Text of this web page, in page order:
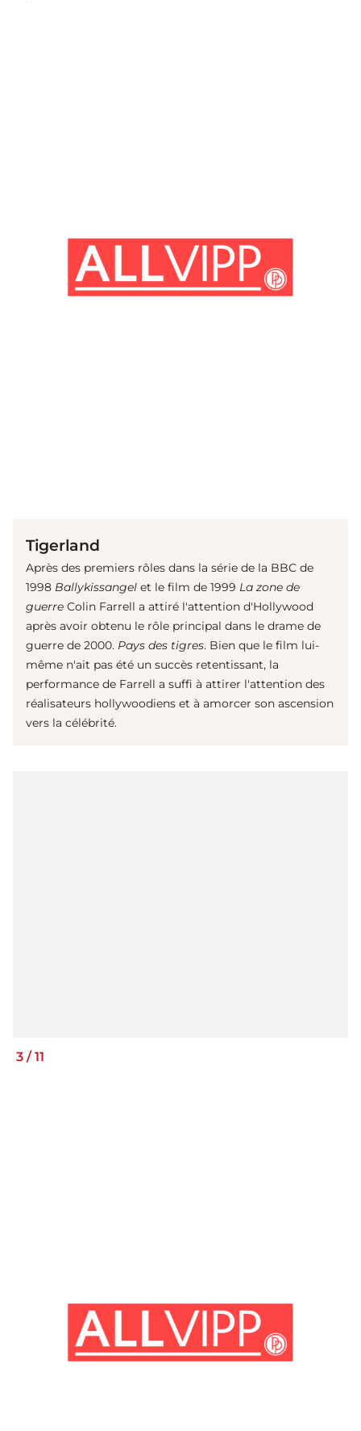
Tigerland
Après des premiers rôles dans la série de la BBC de
1998 Ballykissangel et le film de 1999 La zone de
guerre Colin Farrell a attiré l'attention d'Hollywood
après avoir obtenu le rôle principal dans le drame de
guerre de 2000. Pays des tigres. Bien que le film lui-
même n'ait pas été un succès retentissant, la
performance de Farrell a suffi à attirer l'attention des
réalisateurs hollywoodiens et à amorcer son ascension
vers la célébrité.
3 /11